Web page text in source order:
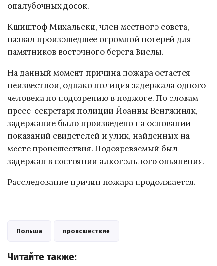
опалубочных досок.
Кшиштоф Михальски, член местного совета,
назвал произошедшее огромной потерей для
памятников восточного берега Вислы.
На данный момент причина пожара остается
неизвестной, однако полиция задержала одного
человека по подозрению в поджоге. По словам
пресс-секретаря полиции Йоанны Венгжиняк,
задержание было произведено на основании
показаний свидетелей и улик, найденных на
месте происшествия. Подозреваемый был
задержан в состоянии алкогольного опьянения.
Расследование причин пожара продолжается.
Польша происшествие
Читайте также: